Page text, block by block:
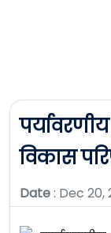
विकास
Date: Dec 20,